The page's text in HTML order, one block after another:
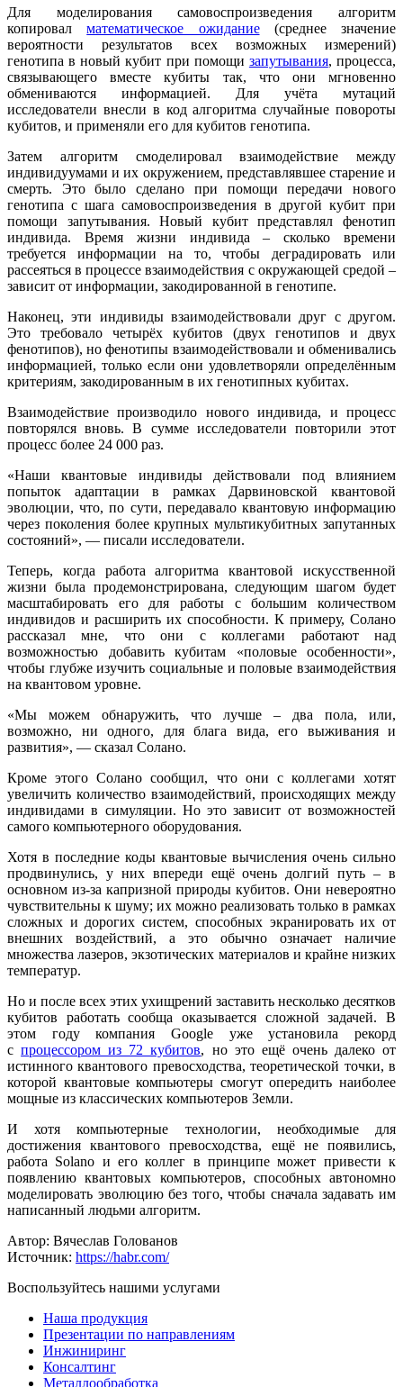
Для моделирования самовоспроизведения алгоритм
копировалматематическое ожидание(среднее значение
вероятности результатов всех возможных измерений)
генотипа в новый кубит при помощи запутывания, процесса,
связывающего вместе кубиты так, что они мгновенно
обмениваются информацией. Для учёта мутаций
исследователи внесли в код алгоритма случайные повороты
кубитов, и применяли его для кубитов генотипа.
Затем алгоритм смоделировал взаимодействие между
индивидуумами и их окружением, представлявшее старение и
смерть. Это было сделано при помощи передачи нового
генотипа с шага самовоспроизведения в другой кубит при
помощи запутывания. Новый кубит представлял фенотип
индивида. Время жизни индивида – сколько времени
требуется информации на то, чтобы деградировать или
рассеяться в процессе взаимодействия с окружающей средой –
зависит от информации, закодированной в генотипе.
Наконец, эти индивиды взаимодействовали друг с другом.
Это требовало четырёх кубитов (двух генотипов и двух
фенотипов), но фенотипы взаимодействовали и обменивались
информацией, только если они удовлетворяли определённым
критериям, закодированным в их генотипных кубитах.
Взаимодействие производило нового индивида, и процесс
повторялся вновь. В сумме исследователи повторили этот
процесс более 24 000 раз.
«Наши квантовые индивиды действовали под влиянием
попыток адаптации в рамках Дарвиновской квантовой
эволюции, что, по сути, передавало квантовую информацию
через поколения более крупных мультикубитных запутанных
состояний», — писали исследователи.
Теперь, когда работа алгоритма квантовой искусственной
жизни была продемонстрирована, следующим шагом будет
масштабировать его для работы с большим количеством
индивидов и расширить их способности. К примеру, Солано
рассказал мне, что они с коллегами работают над
возможностью добавить кубитам «половые особенности»,
чтобы глубже изучить социальные и половые взаимодействия
на квантовом уровне.
«Мы можем обнаружить, что лучше – два пола, или,
возможно, ни одного, для блага вида, его выживания и
развития», — сказал Солано.
Кроме этого Солано сообщил, что они с коллегами хотят
увеличить количество взаимодействий, происходящих между
индивидами в симуляции. Но это зависит от возможностей
самого компьютерного оборудования.
Хотя в последние коды квантовые вычисления очень сильно
продвинулись, у них впереди ещё очень долгий путь – в
основном из-за капризной природы кубитов. Они невероятно
чувствительны к шуму; их можно реализовать только в рамках
сложных и дорогих систем, способных экранировать их от
внешних воздействий, а это обычно означает наличие
множества лазеров, экзотических материалов и крайне низких
температур.
Но и после всех этих ухищрений заставить несколько десятков
кубитов работать сообща оказывается сложной задачей. В
этом году компания Google уже установила рекорд
спроцессором из 72 кубитов, но это ещё очень далеко от
истинного квантового превосходства, теоретической точки, в
которой квантовые компьютеры смогут опередить наиболее
мощные из классических компьютеров Земли.
И хотя компьютерные технологии, необходимые для
достижения квантового превосходства, ещё не появились,
работа Solano и его коллег в принципе может привести к
появлению квантовых компьютеров, способных автономно
моделировать эволюцию без того, чтобы сначала задавать им
написанный людьми алгоритм.
Автор: Вячеслав Голованов
Источник: https://habr.com/
Воспользуйтесь нашими услугами
Наша продукция
Презентации по направлениям
Инжиниринг
Консалтинг
Металлообработка